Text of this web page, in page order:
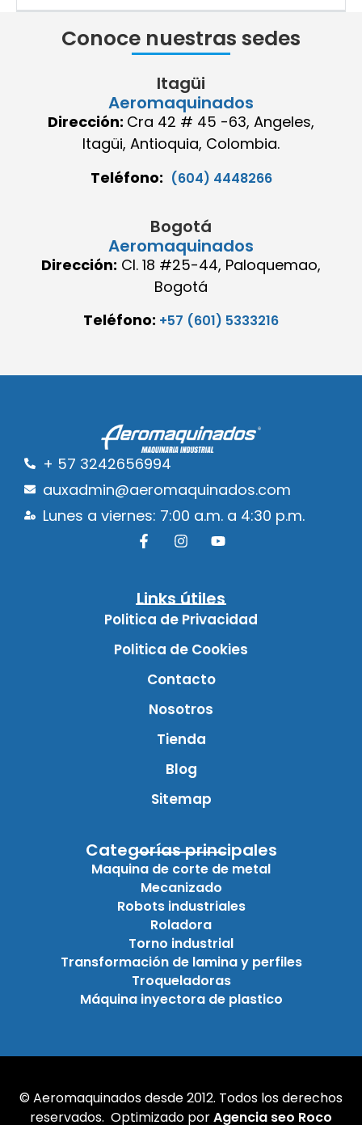
Conoce nuestras sedes
Itagüi
Aeromaquinados
Dirección: Cra 42 # 45 -63, Angeles,
Itagüi, Antioquia, Colombia.
Teléfono: (604) 4448266
Bogotá
Aeromaquinados
Dirección: Cl. 18 #25-44, Paloquemao,
Bogotá
Teléfono: +57 (601) 5333216
+ 57 3242656994
auxadmin@aeromaquinados.com
Lunes a viernes: 7:00 a.m. a 4:30 p.m.
Links útiles
Politica de Privacidad
Politica de Cookies
Contacto
Nosotros
Tienda
Blog
Sitemap
Categorías principales
Maquina de corte de metal
Mecanizado
Robots industriales
Roladora
Torno industrial
Transformación de lamina y perfiles
Troqueladoras
Máquina inyectora de plastico
© Aeromaquinados desde 2012. Todos los derechos
reservados. Optimizado porAgencia seo Roco